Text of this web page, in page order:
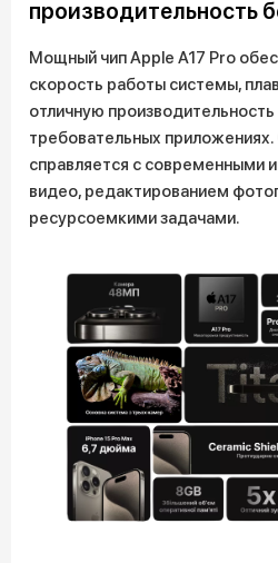
производительность
Мощный чип Apple A17 Pro
скорость работы системы,
отличную
требовательных
справляется с современными
видео, редактированием
ресурсоемкими задачами.